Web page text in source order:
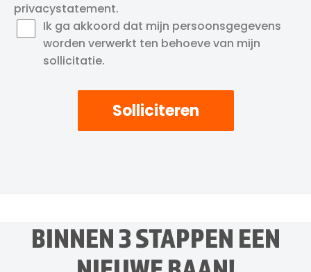
privacystatement.
Ik ga akkoord dat mijn persoonsgegevens
worden verwerkt ten behoeve van mijn
sollicitatie.
Solliciteren
BINNEN 3 STAPPEN EEN